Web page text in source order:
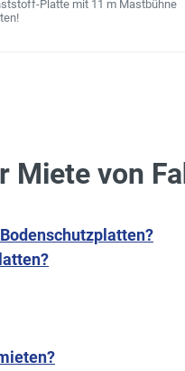
Platte mit 11 m Mastbühne
Miete von